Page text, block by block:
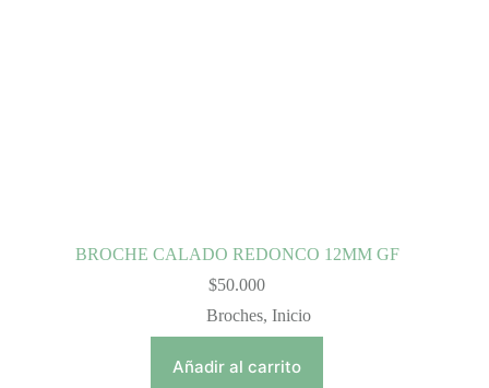
BROCHE CALADO REDONCO 12MM GF
$50.000
Broches,Inicio
Añadir al carrito